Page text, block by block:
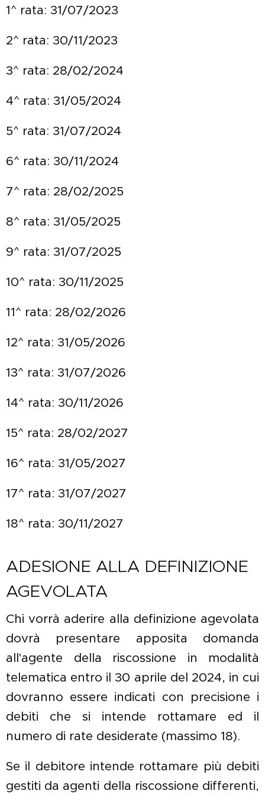
1^ rata: 31/07/2023
2^ rata: 30/11/2023
3^ rata: 28/02/2024
4^ rata: 31/05/2024
5^ rata: 31/07/2024
6^ rata: 30/11/2024
7^ rata: 28/02/2025
8^ rata: 31/05/2025
9^ rata: 31/07/2025
10^ rata: 30/11/2025
11^ rata: 28/02/2026
12^ rata: 31/05/2026
13^ rata: 31/07/2026
14^ rata: 30/11/2026
15^ rata: 28/02/2027
16^ rata: 31/05/2027
17^ rata: 31/07/2027
18^ rata: 30/11/2027
ADESIONE ALLA DEFINIZIONE
AGEVOLATA
Chi vorrà aderire alla definizione agevolata
dovrà presentare apposita domanda
all'agente della riscossione in modalità
telematica entro il 30 aprile del 2024, in cui
dovranno essere indicati con precisione i
debiti che si intende rottamare ed il
numero di rate desiderate (massimo 18).
Se il debitore intende rottamare più debiti
gestiti da agenti della riscossione differenti,